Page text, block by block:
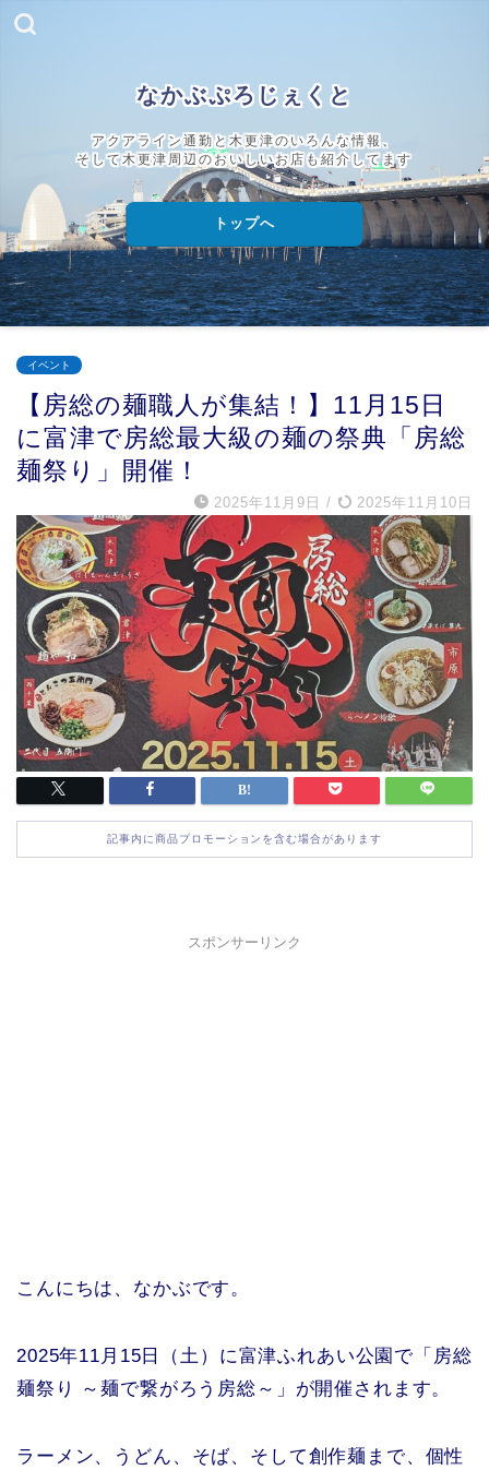
なかぶぷろじぇくと
アクアライン通勤と木更津のいろんな情報、
そして木更津周辺のおいしいお店も紹介してます
トップへ
イベント
【房総の麺職人が集結！】11月15日
に富津で房総最大級の麺の祭典「房総
麺祭り」開催！
2025年11月9日 / 2025年11月10日
記事内に商品プロモーションを含む場合があります
スポンサーリンク
こんにちは、なかぶです。
2025年11月15日（土）に富津ふれあい公園で「房総
麺祭り ～麺で繋がろう房総～」が開催されます。
ラーメン、うどん、そば、そして創作麺まで、個性